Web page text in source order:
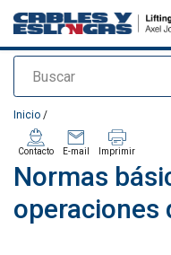
Buscar
Agregado a su presupuesto
Inicio /
Normas
operaciones
Contacto E-mail Imprimir